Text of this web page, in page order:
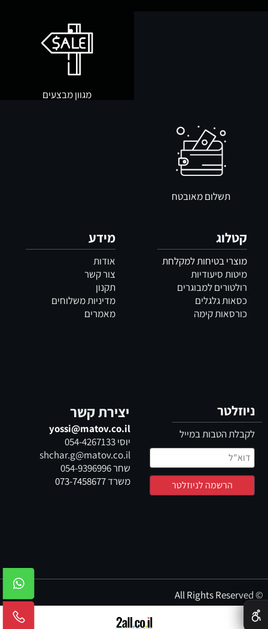
מגוון מבצעים
תשלום מאובטח
קטלוג
מוצרי בטיחות למקלחת
מיטות סיעודיות
רולטורים למבוגרים
כסאות גלגלים
כורסאות קימה
מידע
אודות
צור קשר
תקנון
מדיניות משלוחים
מאמרים
ניוזלטר
לקבלת הטבות במייל
יצירת קשר
yossi@matov.co.il
יוסי054-4267133
shchar.g@matov.co.il
שחר054-9396996
משרד073-7458677
© All Rights Reserved
✕